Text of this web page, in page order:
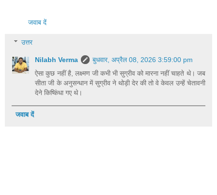
जवाब दें
उत्तर
Nilabh Verma
बुधवार, अप्रैल 08, 2026 3:59:00 pm
ऐसा कुछ नहीं है, लक्ष्मण जी कभी भी सुग्रीव को मारना नहीं चाहते थे। जब
सीता जी के अनुसन्धान में सुग्रीव ने थोड़ी देर की तो वे केवल उन्हें चेतावनी
देने किष्किंधा गए थे।
जवाब दें